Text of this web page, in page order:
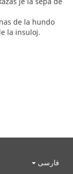
de la hundo
la insuloj.
فارسی